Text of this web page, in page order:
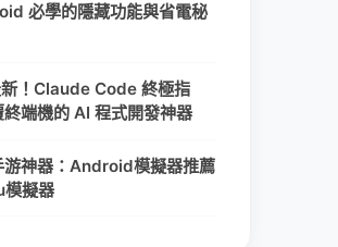
必學的隱藏功能與省電秘
！Claude Code 終極指
終端機的 AI 程式開發神器
游神器：Android模擬器推薦
模擬器